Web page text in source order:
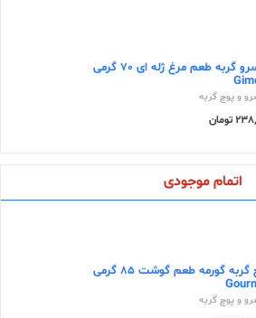
کنسرو گربه طعم مرغ ژله ای 70 گرمی
و پوچ گربه
تومان
اتمام موجودی
پوچ گربه گورمه طعم گوشت 85 گرمی
و پوچ گربه